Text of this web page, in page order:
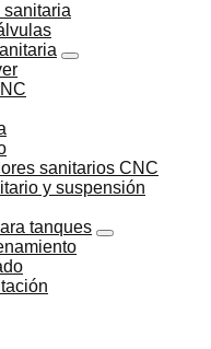
sanitarios CNC
y suspensión
tanques